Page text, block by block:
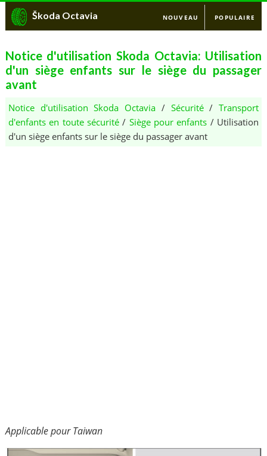
Škoda Octavia NOUVEAU POPULAIRE
Notice d'utilisation Skoda Octavia: Utilisation
d'un siège enfants sur le siège du passager
avant
Notice d'utilisation Skoda Octavia / Sécurité/Transport
d'enfants en toute sécurité/ Siège pour enfants / Utilisation
d'un siège enfants sur le siège du passager avant
Applicable pour Taiwan